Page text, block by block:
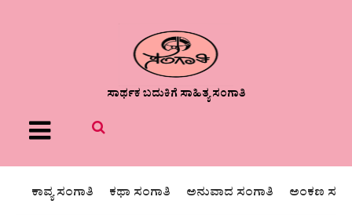
ಸಾರ್ಥಕ ಬದುಕಿಗೆ ಸಾಹಿತ್ಯ ಸಂಗಾತಿ
Menu
ಕಾವ್ಯ ಸಂಗಾತಿ ಕಥಾ ಸಂಗಾತಿ ಅನುವಾದ ಸಂಗಾತಿ ಅಂಕಣ